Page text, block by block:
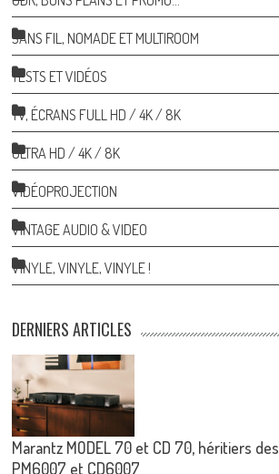
SANS FIL, NOMADE ET MULTIROOM
TESTS ET VIDÉOS
TV, ÉCRANS FULL HD / 4K / 8K
ULTRA HD / 4K / 8K
VIDÉOPROJECTION
VINTAGE AUDIO & VIDEO
VINYLE, VINYLE, VINYLE !
DERNIERS ARTICLES
Marantz MODEL 70 et CD 70, héritiers des
PM6007 et CD6007